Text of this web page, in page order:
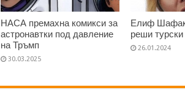
НАСА премахна комикси за
астронавтки под давление
на Тръмп
30.03.2025
Елиф Шафак
реши
26.01.2024